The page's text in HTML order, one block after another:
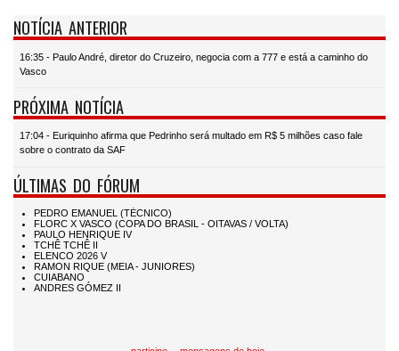
NOTÍCIA ANTERIOR
16:35 - Paulo André, diretor do Cruzeiro, negocia com a 777 e está a caminho do
Vasco
PRÓXIMA NOTÍCIA
17:04 - Euriquinho afirma que Pedrinho será multado em R$ 5 milhões caso fale
sobre o contrato da SAF
ÚLTIMAS DO FÓRUM